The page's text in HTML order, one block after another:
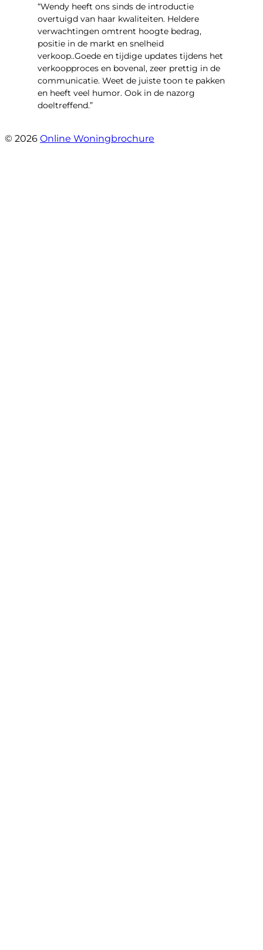
“Wendy heeft ons sinds de introductie
overtuigd van haar kwaliteiten. Heldere
verwachtingen omtrent hoogte bedrag,
positie in de markt en snelheid
verkoop..Goede en tijdige updates tijdens het
verkoopproces en bovenal, zeer prettig in de
communicatie. Weet de juiste toon te pakken
en heeft veel humor. Ook in de nazorg
doeltreffend.”
© 2026 Online Woningbrochure